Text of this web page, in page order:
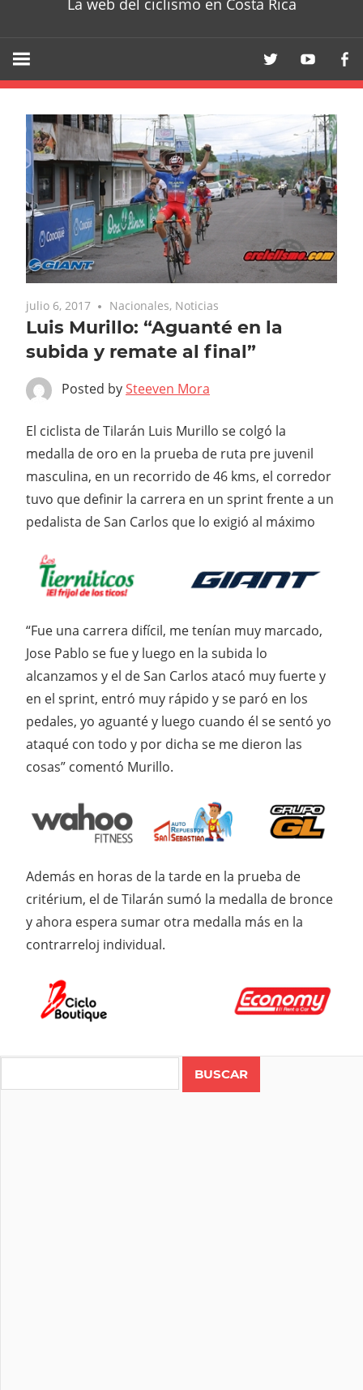
La web del ciclismo en Costa Rica
julio 6, 2017 Nacionales, Noticias
Luis Murillo: “Aguanté en la
subida y remate al final”
Posted bySteeven Mora
El ciclista de Tilarán Luis Murillo se colgó la
medalla de oro en la prueba de ruta pre juvenil
masculina, en un recorrido de 46 kms, el corredor
tuvo que definir la carrera en un sprint frente a un
pedalista de San Carlos que lo exigió al máximo
“Fue una carrera difícil, me tenían muy marcado,
Jose Pablo se fue y luego en la subida lo
alcanzamos y el de San Carlos atacó muy fuerte y
en el sprint, entró muy rápido y se paró en los
pedales, yo aguanté y luego cuando él se sentó yo
ataqué con todo y por dicha se me dieron las
cosas” comentó Murillo.
Además en horas de la tarde en la prueba de
critérium, el de Tilarán sumó la medalla de bronce
y ahora espera sumar otra medalla más en la
contrarreloj individual.